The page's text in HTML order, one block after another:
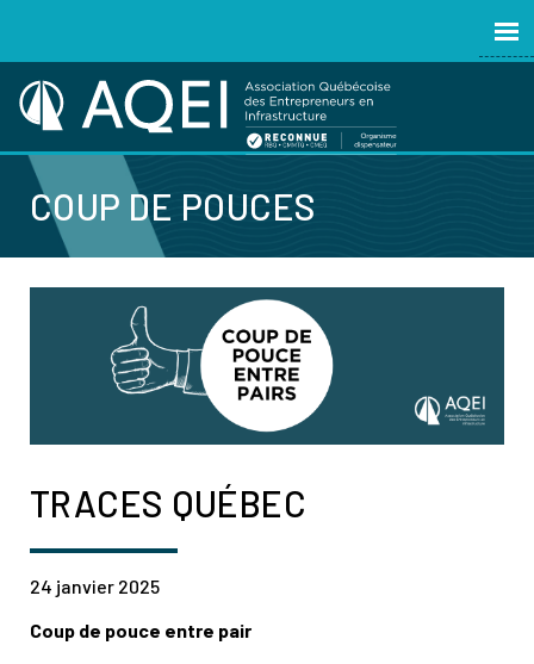
COUP DE POUCES
TRACES QUÉBEC
24 janvier 2025
Coup de pouce entre pair